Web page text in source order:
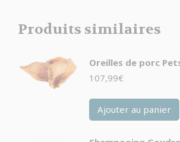
Produits similaires
Oreilles de porc
107,99€
Ajouter au panier